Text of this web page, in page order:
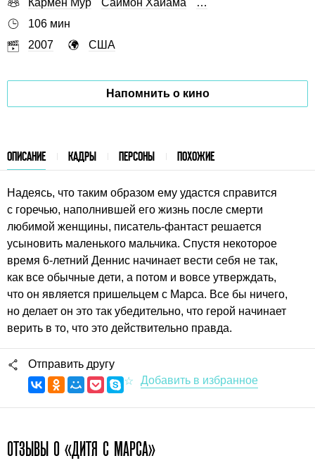
Кармен Мур
Саймон Хайама
…
106 мин
2007
США
Напомнить о кино
ОПИСАНИЕ КАДРЫ ПЕРСОНЫ ПОХОЖИЕ
Надеясь, что таким образом ему удастся справится
с горечью, наполнившей его жизнь после смерти
любимой женщины, писатель-фантаст решается
усыновить маленького мальчика. Спустя некоторое
время 6-летний Деннис начинает вести себя не так,
как все обычные дети, а потом и вовсе утверждать,
что он является пришельцем с Марса. Все бы ничего,
но делает он это так убедительно, что герой начинает
верить в то, что это действительно правда.
Отправить другу
ОТЗЫВЫ О «ДИТЯ С МАРСА»